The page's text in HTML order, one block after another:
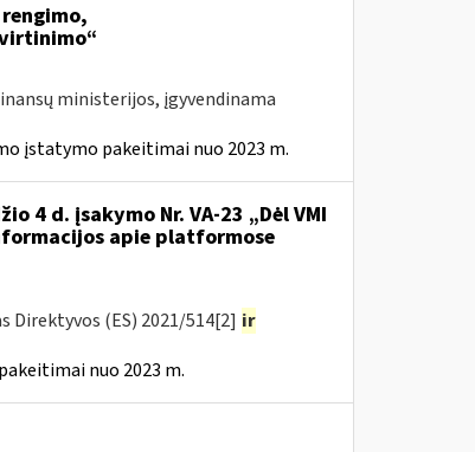
ministerijos, įgyvendinama
įstatymo pakeitimai nuo 2023 m.
4 d. įsakymo Nr. VA-23 „Dėl VMI
apie platformose
(ES) 2021/514[2] ir
nuo 2023 m.